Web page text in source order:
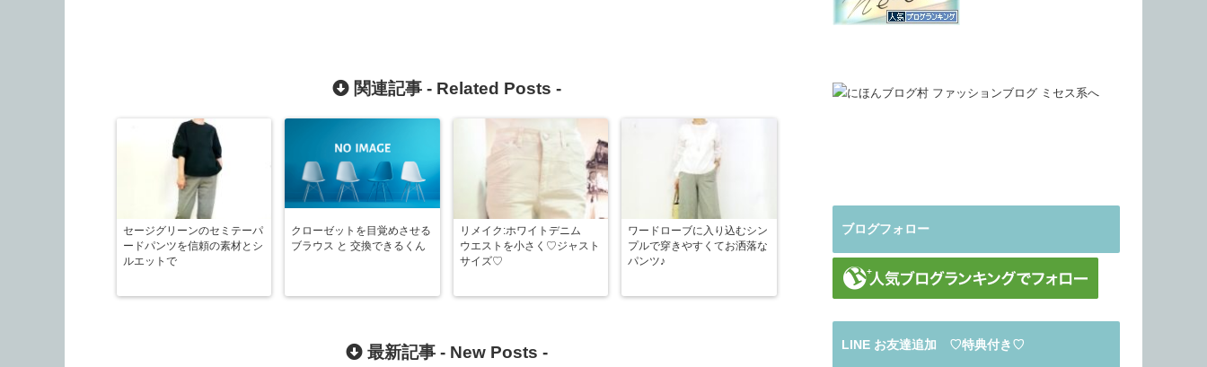
関連記事 - Related Posts -
セージグリーンのセミテーパ
ードパンツを信頼の素材とシ
ルエットで
クローゼットを目覚めさせる
ブラウス と 交換できるくん
リメイク:ホワイトデニム
ウエストを小さく♡ジャスト
サイズ♡
ワードローブに入り込むシン
プルで穿きやすくてお洒落な
パンツ♪
最新記事 - New Posts -
ブログフォロー
LINE お友達追加 ♡特典付き♡